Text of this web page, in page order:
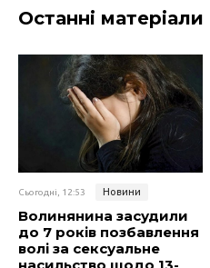
Останні матеріали
Сьогодні, 12:53 Новини
Волинянина засудили
до 7 років позбавлення
волі за сексуальне